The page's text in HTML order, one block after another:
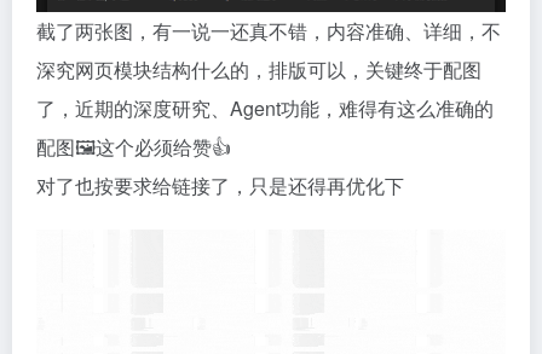
截了两张图，有一说一还真不错，内容准确、详细，不
深究网页模块结构什么的，排版可以，关键终于配图
了，近期的深度研究、Agent功能，难得有这么准确的
配图🖼️这个必须给赞👍
对了也按要求给链接了，只是还得再优化下